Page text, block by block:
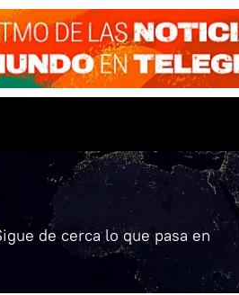
de cerca lo que pasa en